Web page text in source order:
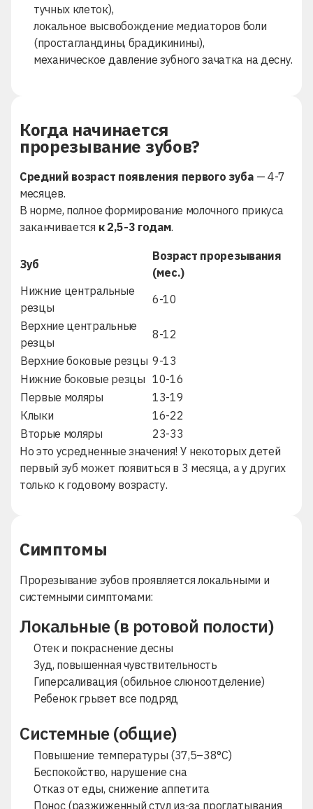
тучных клеток),
локальное высвобождение медиаторов боли
(простагландины, брадикинины),
механическое давление зубного зачатка на десну.
Когда начинается
прорезывание зубов?
Средний возраст появления первого зуба— 4-7
месяцев.
В норме, полное формирование молочного прикуса
заканчивается к 2,5-3 годам.
Зуб
Возраст прорезывания
(мес.)
Нижние центральные
резцы
6-10
Верхние центральные
резцы
8-12
Верхние боковые резцы 9-13
Нижние боковые резцы 10-16
Первые моляры
13-19
Клыки
16-22
Вторые моляры
23-33
Но это усредненные значения! У некоторых детей
первый зуб может появиться в 3 месяца, а у других
только к годовому возрасту.
Симптомы
Прорезывание зубов проявляется локальными и
системными симптомами:
Локальные (в ротовой полости)
Отек и покраснение десны
Зуд, повышенная чувствительность
Гиперсаливация (обильное слюноотделение)
Ребенок грызет все подряд
Системные (общие)
Повышение температуры (37,5–38°C)
Беспокойство, нарушение сна
Отказ от еды, снижение аппетита
Понос (разжиженный стул из-за проглатывания